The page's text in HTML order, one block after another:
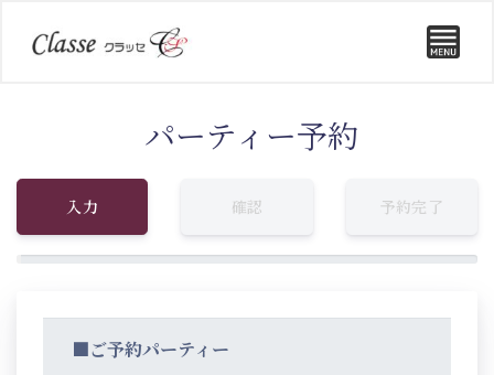
パーティー予約
入力 確認 予約完了
■ご予約パーティー